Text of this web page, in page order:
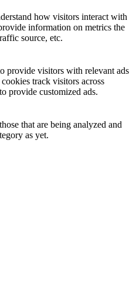
how visitors interact with
information on metrics the
source, etc.
provide visitors with relevant ads
track visitors across
provide customized ads.
that are being analyzed and
as yet.